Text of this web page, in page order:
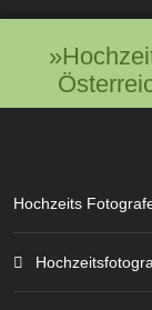
Hochzeits